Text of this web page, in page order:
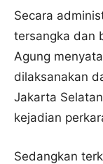
Secara
tersangka dan
Agung
dilaksanakan
Jakarta
kejadian
Sedangkan